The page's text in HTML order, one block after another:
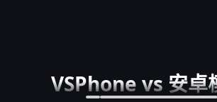
VSPhone vs 安卓